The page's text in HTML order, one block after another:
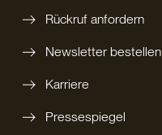
Rückruf anfordern
Newsletter bestellen
Karriere
Pressespiegel